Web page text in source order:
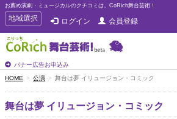
お薦め演劇・ミュージカルのクチコミは、CoRich舞台芸術！
T
o
g
g
e
n
a
v
i
地域選択 ログイン 会員登録
バナー広告お申込み
HOME 公演 舞台は夢 イリュージョン・コミック
舞台は夢 イリュージョン・コミック